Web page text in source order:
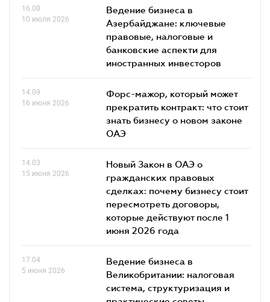
16.08
10 июля 2026
Ведение бизнеса в
Азербайджане: ключевые
правовые, налоговые и
банковские аcпекти для
иностранных инвесторов
14.09
16 июня 2026
Форс-мажор, который может
прекратить контракт: что стоит
знать бизнесу о новом законе
ОАЭ
14.03
15 июня 2026
Новый Закон в ОАЭ о
гражданских правовых
сделках: почему бизнесу стоит
пересмотреть договоры,
которые действуют после 1
июня 2026 года
17.04
5 июня 2026
Ведение бизнеса в
Великобритании: налоговая
система, структуризация и